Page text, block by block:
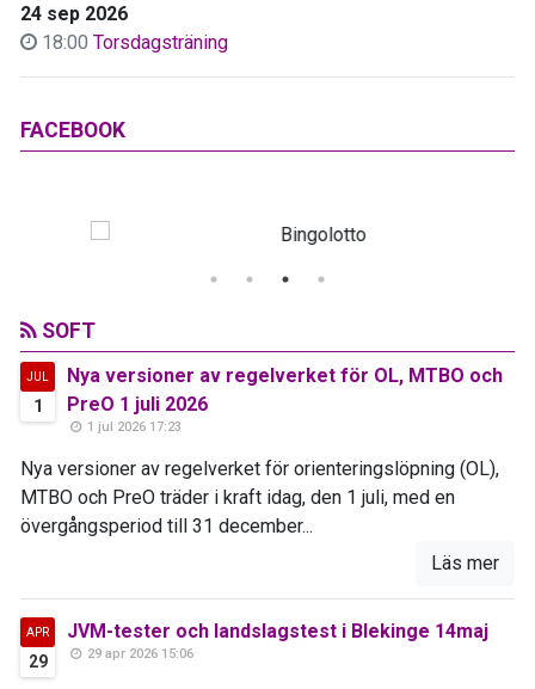
24 sep 2026
18:00 Torsdagsträning
FACEBOOK
SOFT
JUL
1
Nya versioner av regelverket för OL, MTBO och
PreO 1 juli 2026
1 jul 2026 17:23
Nya versioner av regelverket för orienteringslöpning (OL),
MTBO och PreO träder i kraft idag, den 1 juli, med en
övergångsperiod till 31 december...
Läs mer
APR
29
JVM-tester och landslagstest i Blekinge 14maj
29 apr 2026 15:06